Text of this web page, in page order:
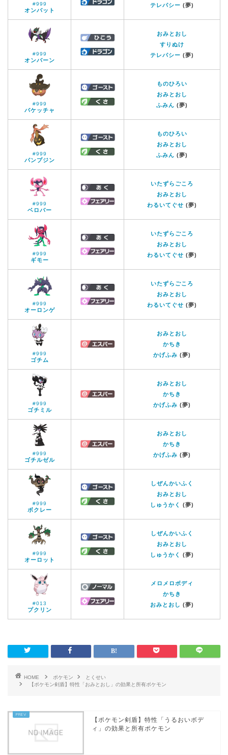
#999
オンバット
テレパシー (夢)
#999
オンバーン
おみとおし
すりぬけ
テレパシー (夢)
#999
バケッチャ
ものひろい
おみとおし
ふみん (夢)
#999
パンプジン
ものひろい
おみとおし
ふみん (夢)
#999
ベロバー
いたずらごころ
おみとおし
わるいてぐせ (夢)
#999
ギモー
いたずらごころ
おみとおし
わるいてぐせ (夢)
#999
オーロンゲ
いたずらごころ
おみとおし
わるいてぐせ (夢)
#999
ゴチム
おみとおし
かちき
かげふみ (夢)
#999
ゴチミル
おみとおし
かちき
かげふみ (夢)
#999
ゴチルゼル
おみとおし
かちき
かげふみ (夢)
#999
ボクレー
しぜんかいふく
おみとおし
しゅうかく
(夢)
#999
オーロット
しぜんかいふく
おみとおし
しゅうかく
(夢)
#013
プクリン
メロメロボディ
かちき
おみとおし (夢)
HOME ポケモン
とくせい
【ポケモン剣盾】特性「おみとおし」の効果と所有ポケモン
【ポケモン剣盾】特性「うるおいボデ
ィ」の効果と所有ポケモン